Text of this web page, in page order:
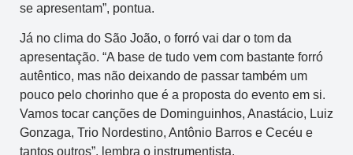
se apresentam”, pontua.
Já no clima do São João, o forró vai dar o tom da
apresentação. “A base de tudo vem com bastante forró
autêntico, mas não deixando de passar também um
pouco pelo chorinho que é a proposta do evento em si.
Vamos tocar canções de Dominguinhos, Anastácio, Luiz
Gonzaga, Trio Nordestino, Antônio Barros e Cecéu e
tantos outros”, lembra o instrumentista.